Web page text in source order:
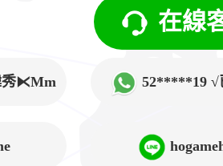
在線
秀⧔Mm 52*****19 √